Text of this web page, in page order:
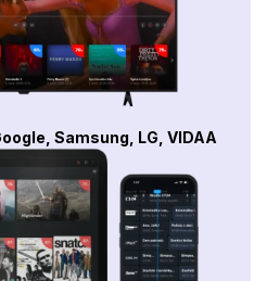
Samsung, LG, VIDAA